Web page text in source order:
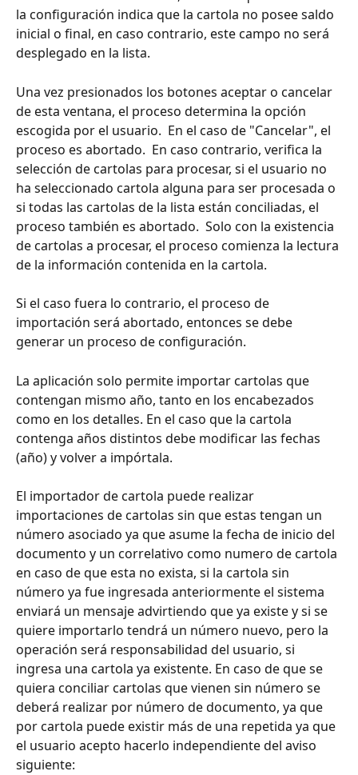
la configuración indica que la cartola no posee saldo
inicial o final, en caso contrario, este campo no será
desplegado en la lista.
Una vez presionados los botones aceptar o cancelar
de esta ventana, el proceso determina la opción
escogida por el usuario.  En el caso de "Cancelar", el
proceso es abortado.  En caso contrario, verifica la
selección de cartolas para procesar, si el usuario no
ha seleccionado cartola alguna para ser procesada o
si todas las cartolas de la lista están conciliadas, el
proceso también es abortado.  Solo con la existencia
de cartolas a procesar, el proceso comienza la lectura
de la información contenida en la cartola.
Si el caso fuera lo contrario, el proceso de
importación será abortado, entonces se debe
generar un proceso de configuración.
La aplicación solo permite importar cartolas que
contengan mismo año, tanto en los encabezados
como en los detalles. En el caso que la cartola
contenga años distintos debe modificar las fechas
(año) y volver a impórtala.
El importador de cartola puede realizar
importaciones de cartolas sin que estas tengan un
número asociado ya que asume la fecha de inicio del
documento y un correlativo como numero de cartola
en caso de que esta no exista, si la cartola sin
número ya fue ingresada anteriormente el sistema
enviará un mensaje advirtiendo que ya existe y si se
quiere importarlo tendrá un número nuevo, pero la
operación será responsabilidad del usuario, si
ingresa una cartola ya existente. En caso de que se
quiera conciliar cartolas que vienen sin número se
deberá realizar por número de documento, ya que
por cartola puede existir más de una repetida ya que
el usuario acepto hacerlo independiente del aviso
siguiente: